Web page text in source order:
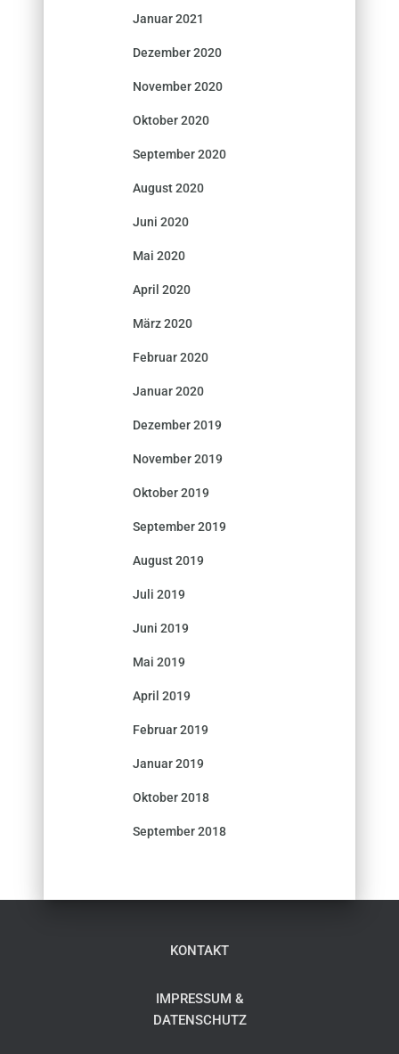
Januar 2021
Dezember 2020
November 2020
Oktober 2020
September 2020
August 2020
Juni 2020
Mai 2020
April 2020
März 2020
Februar 2020
Januar 2020
Dezember 2019
November 2019
Oktober 2019
September 2019
August 2019
Juli 2019
Juni 2019
Mai 2019
April 2019
Februar 2019
Januar 2019
Oktober 2018
September 2018
KONTAKT
IMPRESSUM &
DATENSCHUTZ